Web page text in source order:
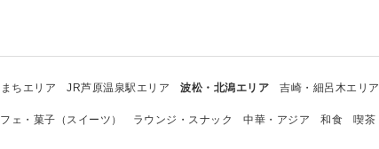
ちエリア JR芦原温泉駅エリア 波松・北潟エリア 吉崎・細呂木エリア
ェ・菓子（スイーツ） ラウンジ・スナック 中華・アジア 和食 喫茶